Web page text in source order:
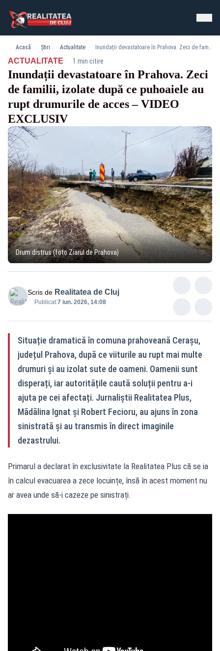
Acasă Știri Actualitate Inundații devastatoare în Prahova. Zeci de familii, izolate după ce puhoaiele au rupt drumurile de acces – VIDEO EXCLUSIV
ACTUALITATE· 1 min citire
Inundații devastatoare în Prahova. Zeci
de familii, izolate după ce puhoaiele au
rupt drumurile de acces – VIDEO
EXCLUSIV
Drum distrus (foto Ziarul de Prahova)
Scris de Realitatea de Cluj
Publicat:7 iun. 2026, 14:08
Situație dramatică în comuna prahoveană Cerașu,
județul Prahova, după ce viiturile au rupt mai multe
drumuri și au izolat sute de oameni. Oamenii sunt
disperați, iar autoritățile caută soluții pentru a-i
ajuta pe cei afectați. Jurnaliștii Realitatea Plus,
Mădălina Ignat și Robert Fecioru, au ajuns în zona
sinistrată și au transmis în direct imaginile
dezastrului.
Primarul a declarat în exclusivitate la Realitatea Plus că se ia
în calcul evacuarea a zece locuințe, însă în acest moment nu
ar avea unde să-i cazeze pe sinistrați.